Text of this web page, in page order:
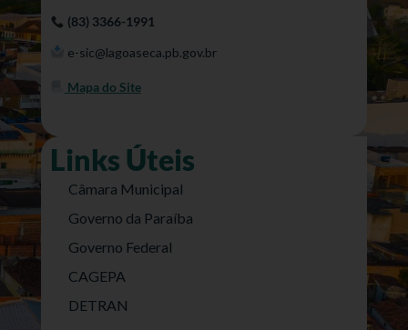
(83) 3366-1991
e-sic@lagoaseca.pb.gov.br
Mapa do Site
Links Úteis
Câmara Municipal
Governo da Paraíba
Governo Federal
CAGEPA
DETRAN